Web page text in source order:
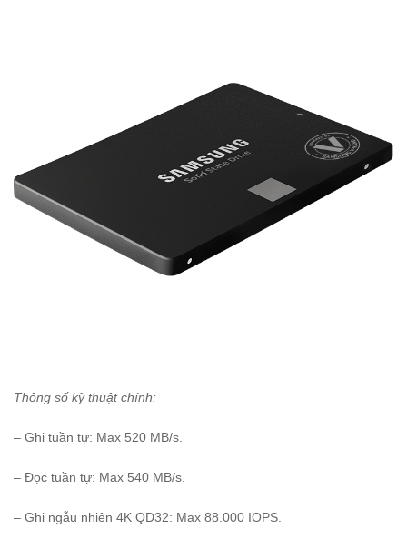
Thông số kỹ thuật chính:
– Ghi tuần tự: Max 520 MB/s.
– Đọc tuần tự: Max 540 MB/s.
– Ghi ngẫu nhiên 4K QD32: Max 88.000 IOPS.